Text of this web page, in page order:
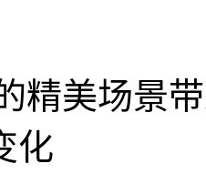
精美场景
化